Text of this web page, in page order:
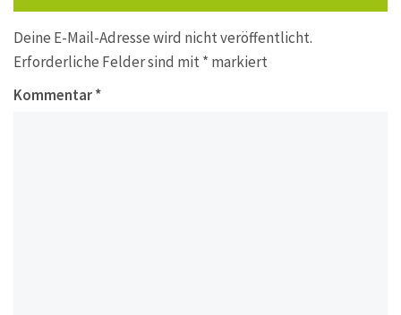
Deine E-Mail-Adresse wird nicht veröffentlicht.
Erforderliche Felder sind mit* markiert
Kommentar*